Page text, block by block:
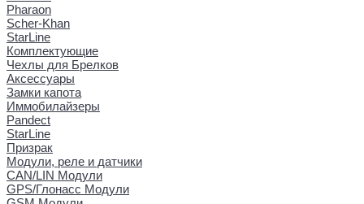
Pharaon
Scher-Khan
StarLine
Комплектующие
Чехлы для Брелков
Аксессуары
Замки капота
Иммобилайзеры
Pandect
StarLine
Призрак
Модули, реле и датчики
CAN/LIN Модули
GPS/Глонасс Модули